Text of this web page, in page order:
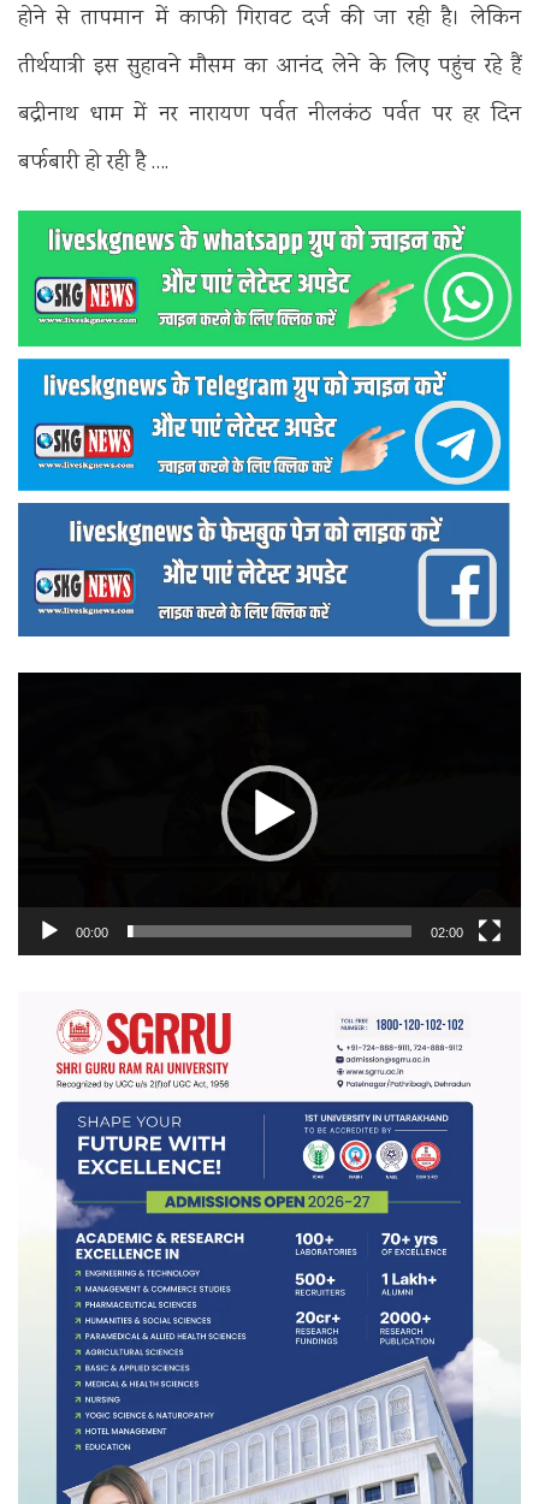
होने से तापमान में काफी गिरावट दर्ज की जा रही है। लेकिन
तीर्थयात्री इस सुहावने मौसम का आनंद लेने के लिए पहुंच रहे हैं
बद्रीनाथ धाम में नर नारायण पर्वत नीलकंठ पर्वत पर हर दिन
बर्फबारी हो रही है ….
00:00 02:00